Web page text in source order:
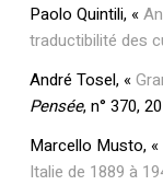
Paolo Quintili, «
traductibilité des
André Tosel, «
Pensée, n° 370,
Marcello Musto, «
Italie de 1889 à